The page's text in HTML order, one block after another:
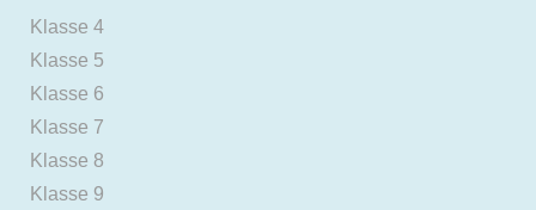
Klasse 4
Klasse 5
Klasse 6
Klasse 7
Klasse 8
Klasse 9